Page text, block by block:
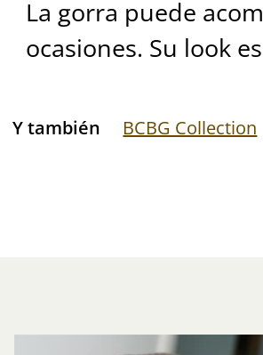
La gorra puede
ocasiones. Su look
Y también BCBG Collection